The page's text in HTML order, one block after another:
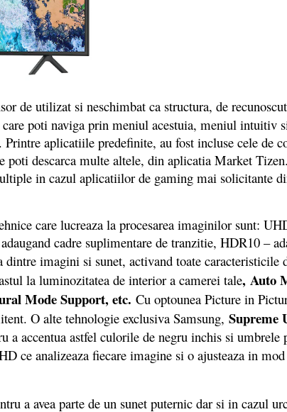
de utilizat si neschimbat ca structura, de
poti naviga prin meniul acestuia, meniul intuitiv
aplicatiile predefinite, au fost incluse cele de
descarca multe altele, din aplicatia Market
in cazul aplicatiilor de gaming mai solicitante
care lucreaza la procesarea imaginilor sunt:
cadre suplimentare de tranzitie, HDR10 –
dintre imagini si sunet, activand toate
la luminozitatea de interior a camerei tale, Auto
Mode Support, etc. Cu optounea Picture in
O alte tehnologie exclusiva Samsung, Supreme
accentua astfel culorile de negru inchis si umbrele
ce analizeaza fiecare imagine si o ajusteaza in
a avea parte de un sunet puternic dar si in cazul